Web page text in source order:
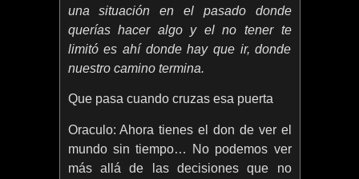
una situación en el pasado donde
querías hacer algo y el no tener te
limitó es ahí donde hay que ir, donde
nuestro camino termina.
Que pasa cuando cruzas esa puerta
Oraculo: Ahora tienes el don de ver el
mundo sin tiempo… No podemos ver
más allá de las decisiones que no